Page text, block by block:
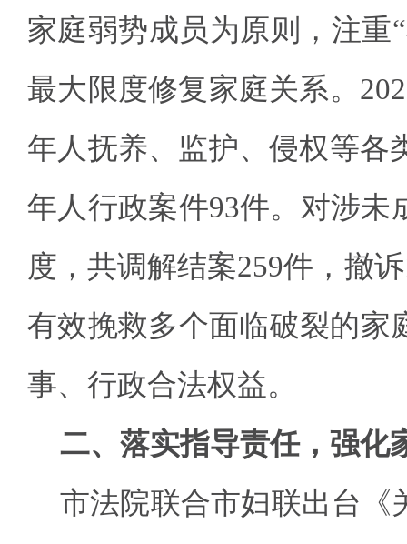
家庭弱势成员为原则，注重
最大限度修复家庭关系。
年人抚养、监护、侵权等各
年人行政案件93件。对涉
度，共调解结案259件，撤
有效挽救多个面临破裂的家
事、行政合法权益。
二、落实指导责任，强化
市法院联合市妇联出台《